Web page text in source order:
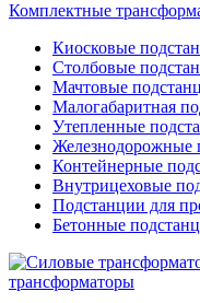
Комплектные
Киосковые
Столбовые
Мачтовые
Малогабаритная
Утепленные
Контейнерные
Внутрицеховые
Подстанции для
Бетонные
трансформаторы